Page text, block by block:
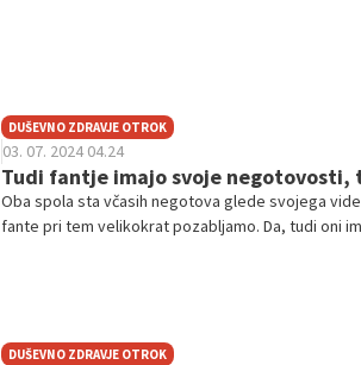
DUŠEVNO ZDRAVJE OTROK
03. 07. 2024 04.24
Tudi fantje imajo svoje negotovosti,
Oba spola sta včasih negotova glede svojega
fante pri tem velikokrat pozabljamo. Da, tudi oni
DUŠEVNO ZDRAVJE OTROK